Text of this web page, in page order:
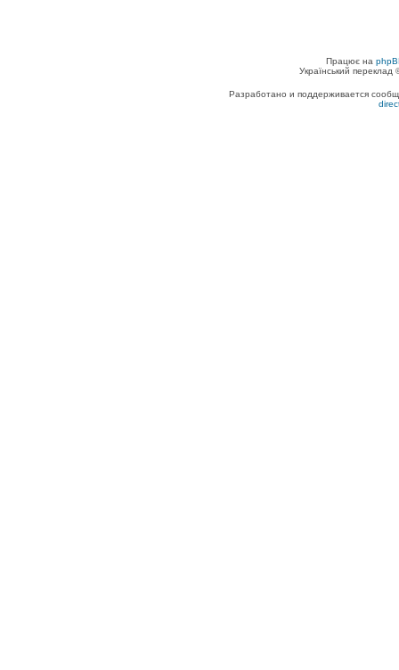
Працює на
Український
Разработано и поддерживается